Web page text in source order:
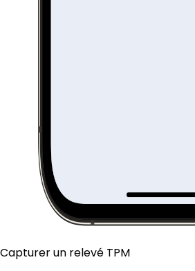
Capturer un relevé TPM